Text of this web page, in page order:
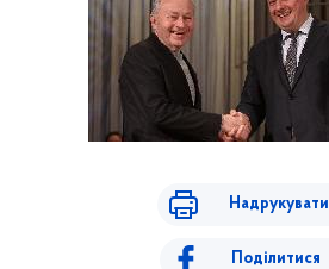
Надрукувати
Поділитися